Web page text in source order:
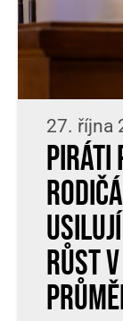
27. října
Piráti
růst v